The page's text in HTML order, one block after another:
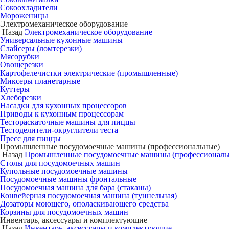
Сокоохладители
Мороженицы
Электромеханическое оборудование
Назад Электромеханическое оборудование
Универсальные кухонные машины
Слайсеры (ломтерезки)
Мясорубки
Овощерезки
Картофелечистки электрические (промышленные)
Миксеры планетарные
Куттеры
Хлеборезки
Насадки для кухонных процессоров
Приводы к кухонным процессорам
Тестораскаточные машины для пиццы
Тестоделители-округлители теста
Пресс для пиццы
Промышленные посудомоечные машины (профессиональные)
Назад Промышленные посудомоечные машины
Столы для посудомоечных машин
Купольные посудомоечные машины
Посудомоечные машины фронтальные
Посудомоечная машина для бара (стаканы)
Конвейерная посудомоечная машина (туннельная)
Дозаторы моющего, ополаскивающего средства
Корзины для посудомоечных машин
Инвентарь, аксессуары и комплектующие